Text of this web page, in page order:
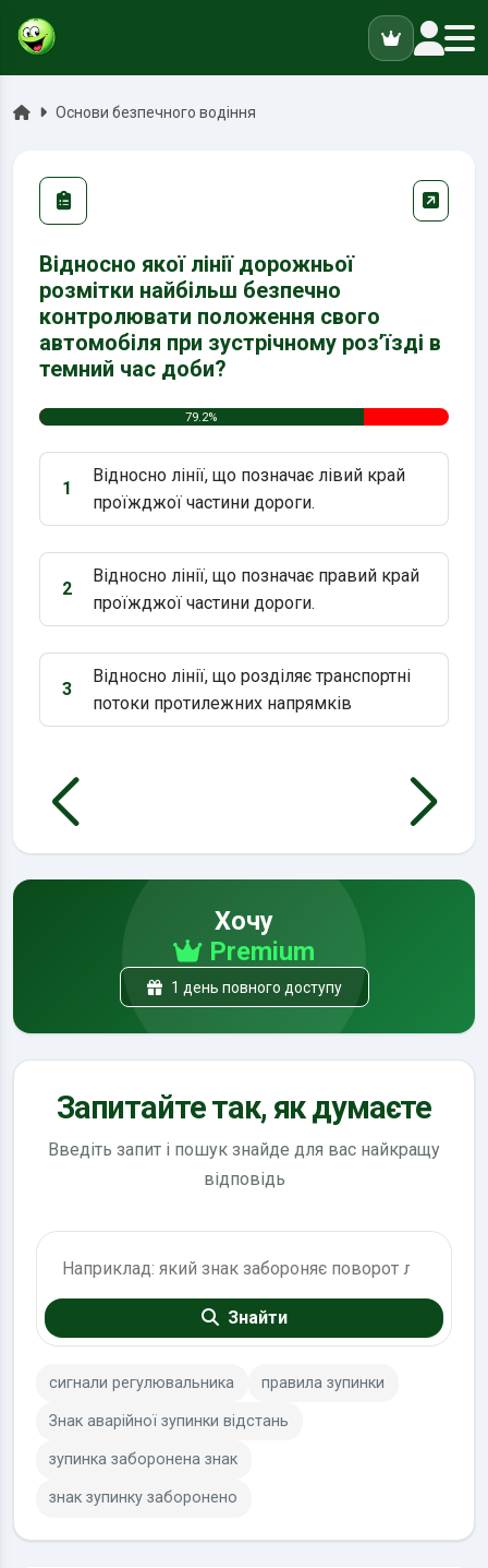
ГоловнаОснови безпечного водіння
Відносно якої лінії дорожньої
розмітки найбільш безпечно
контролювати положення свого
автомобіля при зустрічному роз’їзді в
темний час доби?
79.2%
Варіант 1:
1
Відносно лінії, що позначає лівий край
проїжджої частини дороги.
Варіант 2:
2
Відносно лінії, що позначає правий край
проїжджої частини дороги.
Варіант 3:
3
Відносно лінії, що розділяє транспортні
потоки протилежних напрямків
Хочу
Premium
1 день повного доступу
Запитайте так, як думаєте
Введіть запит і пошук знайде для вас найкращу
відповідь
Знайти
сигнали регулювальника правила зупинки
Знак аварійної зупинки відстань
зупинка заборонена знак
знак зупинку заборонено